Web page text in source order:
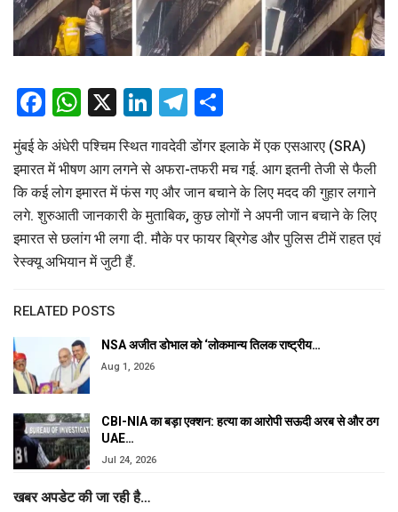
Facebook
WhatsApp
X LinkedIn
Telegram
मुंबई के अंधेरी पश्चिम स्थित गावदेवी डोंगर इलाके में एक एसआरए (SRA)
इमारत में भीषण आग लगने से अफरा-तफरी मच गई. आग इतनी तेजी से फैली
कि कई लोग इमारत में फंस गए और जान बचाने के लिए मदद की गुहार लगाने
लगे. शुरुआती जानकारी के मुताबिक, कुछ लोगों ने अपनी जान बचाने के लिए
इमारत से छलांग भी लगा दी. मौके पर फायर ब्रिगेड और पुलिस टीमें राहत एवं
रेस्क्यू अभियान में जुटी हैं.
RELATED POSTS
NSA अजीत डोभाल को ‘लोकमान्य तिलक राष्ट्रीय…
Aug 1, 2026
CBI-NIA का बड़ा एक्शन: हत्या का आरोपी सऊदी अरब से और ठग
UAE…
Jul 24, 2026
खबर अपडेट की जा रही है…